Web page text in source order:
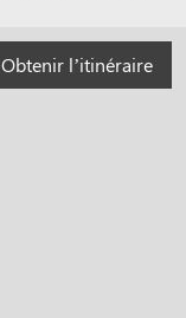
Obtenir l’itinéraire